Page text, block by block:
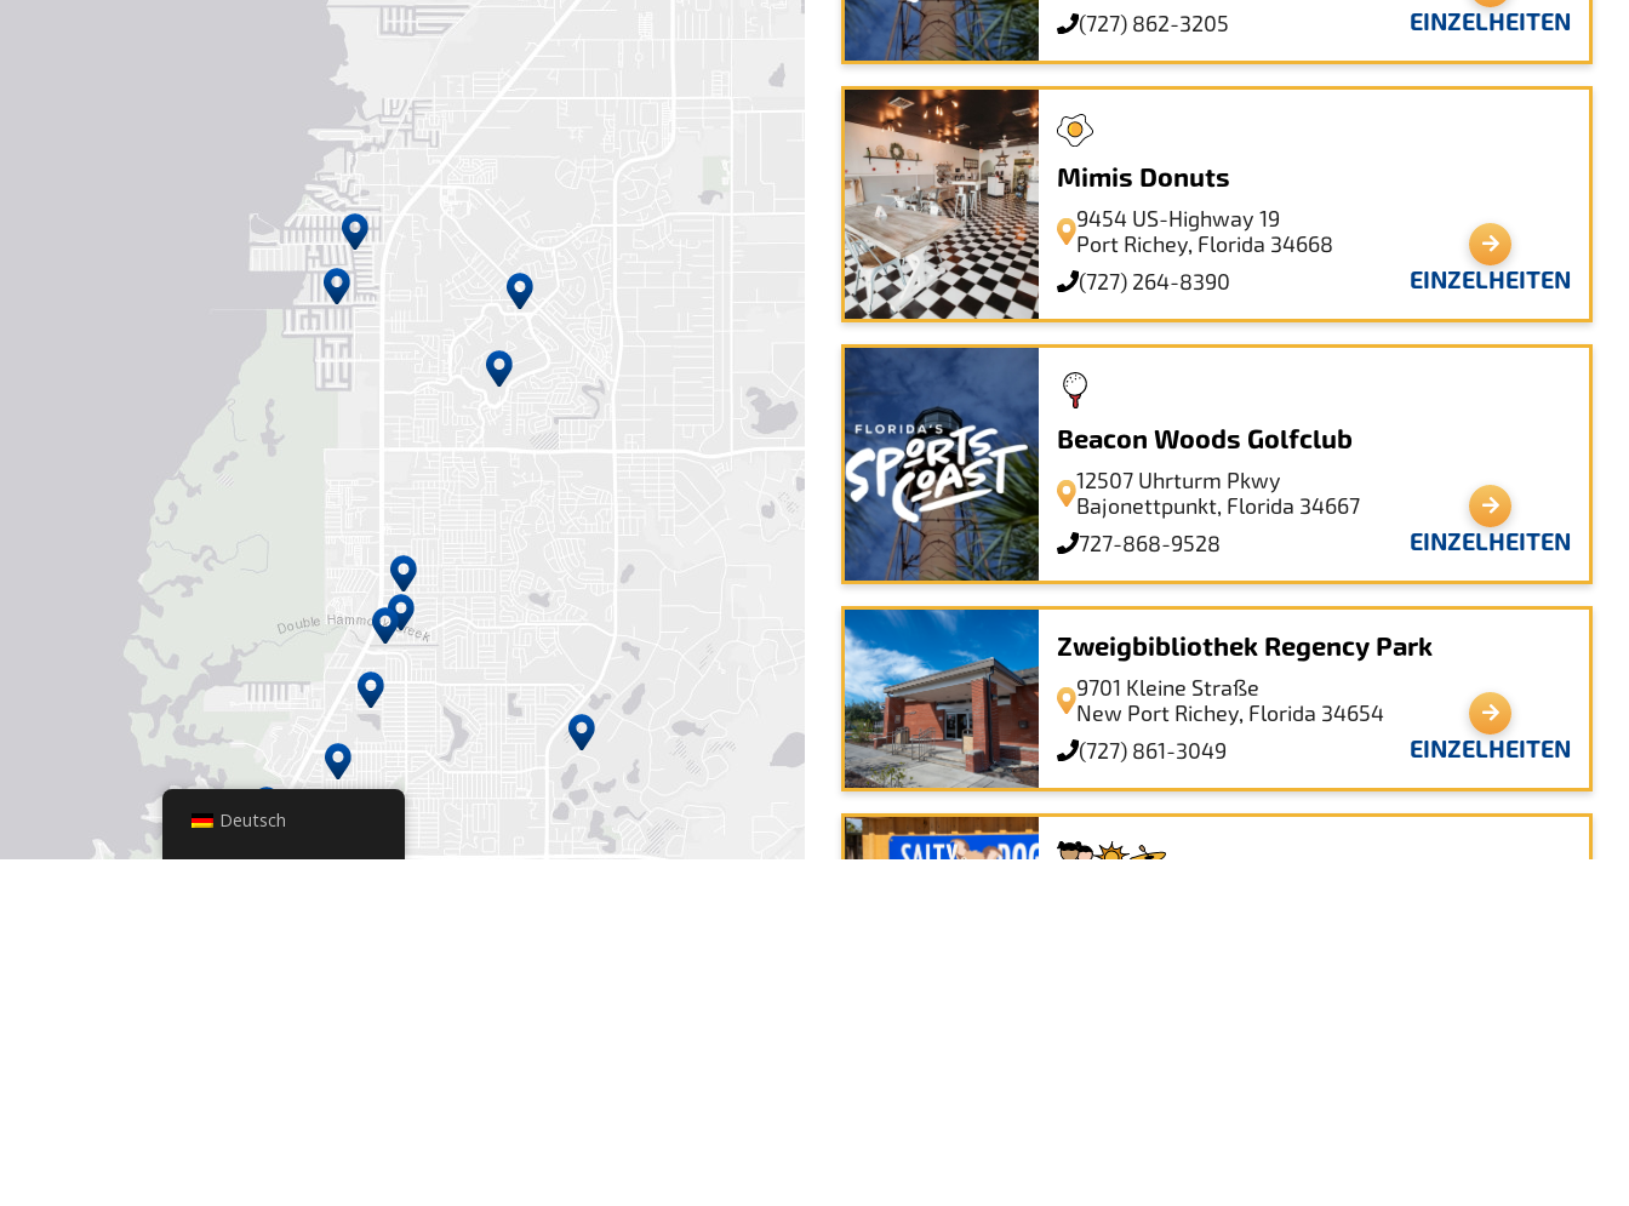
(727) 862-3205
EINZELHEITEN
Mimis Donuts
9454 US-Highway 19
Port Richey, Florida 34668
(727) 264-8390
EINZELHEITEN
Beacon Woods Golfclub
12507 Uhrturm Pkwy
Bajonettpunkt, Florida 34667
727-868-9528
EINZELHEITEN
Zweigbibliothek Regency Park
9701 Kleine Straße
New Port Richey, Florida 34654
(727) 861-3049
EINZELHEITEN
Deutsch